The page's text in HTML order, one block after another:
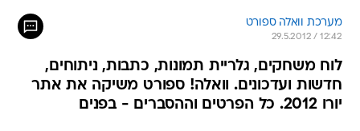
מערכת וואלה ספורט
29.5.2012 / 12:42
לוח משחקים, גלריית תמונות, כתבות, ניתוחים,
חדשות ועדכונים. וואלה! ספורט משיקה את אתר
יורו 2012. כל הפרטים וההסברים - בפנים